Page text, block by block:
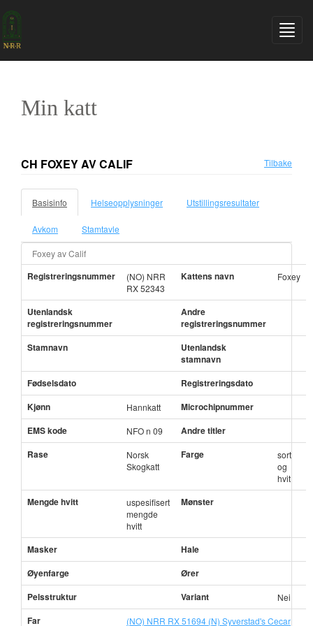
Min katt
CH FOXEY AV CALIF Tilbake
Basisinfo Helseopplysninger Utstillingsresultater
Avkom Stamtavle
Foxey av Calif
Registreringsnummer
(NO) NRR
RX 52343
Kattens navn Foxey
Utenlandsk
registreringsnummer
Andre
registreringsnummer
Stamnavn
Utenlandsk
stamnavn
Fødselsdato
Registreringsdato
Kjønn
Hannkatt
Microchipnummer
EMS kode
NFO n 09
Andre titler
Rase
Norsk
Skogkatt
Farge
sort
og
hvit
Mengde hvitt
uspesifisert
mengde
hvitt
Mønster
Masker
Hale
Øyenfarge
Ører
Pelsstruktur
Variant Nei
Far (NO) NRR RX 51694 (N) Syverstad's Cecar